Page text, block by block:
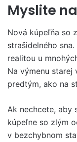
Myslite
Nová kúpeľňa so
strašidelného
realitou u
Na výmenu starej
predtým, ako na
Ak nechcete, aby
kúpeľne so zlým
v bezchybnom